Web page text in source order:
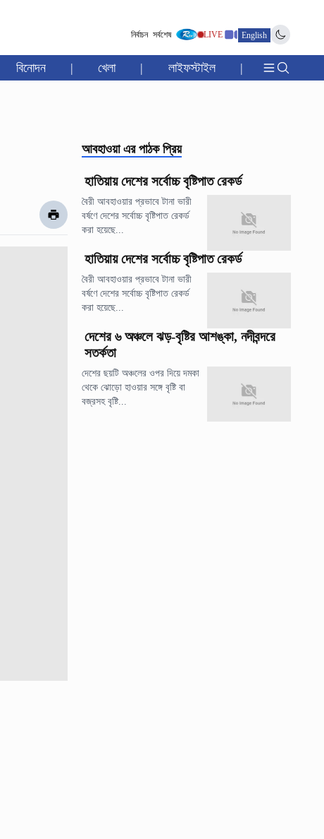
নির্বাচন সর্বশেষ LIVE English
বিনোদন | খেলা | লাইফস্টাইল |
আবহাওয়া এর পাঠক প্রিয়
হাতিয়ায় দেশের সর্বোচ্চ বৃষ্টিপাত রেকর্ড
বৈরী আবহাওয়ার প্রভাবে টানা ভারী
বর্ষণে দেশের সর্বোচ্চ বৃষ্টিপাত রেকর্ড
করা হয়েছে...
হাতিয়ায় দেশের সর্বোচ্চ বৃষ্টিপাত রেকর্ড
বৈরী আবহাওয়ার প্রভাবে টানা ভারী
বর্ষণে দেশের সর্বোচ্চ বৃষ্টিপাত রেকর্ড
করা হয়েছে...
দেশের ৬ অঞ্চলে ঝড়-বৃষ্টির আশঙ্কা, নদীবন্দরে
সতর্কতা
দেশের ছয়টি অঞ্চলের ওপর দিয়ে দমকা
থেকে ঝোড়ো হাওয়ার সঙ্গে বৃষ্টি বা
বজ্রসহ বৃষ্টি...